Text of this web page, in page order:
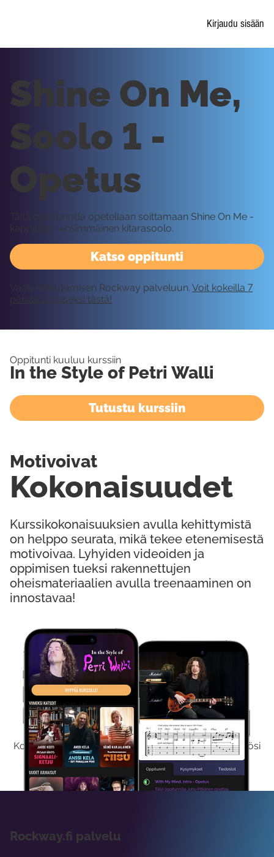
Kirjaudu sisään
Kokeile Ilmaiseksi
Kokeilemalla ilmaiseksi saat koko sisältömme käyttöösi
viikon ajaksi.
Katso oppitunti
Shine On Me,
Soolo 1 -
Opetus
Tällä oppitunnilla opetellaan soittamaan Shine On Me -
kappaleen ensimmäinen kitarasoolo.
Vaatii kirjautumisen Rockway palveluun. Voit kokeilla 7
päivää ilmaiseksi tästä!
Oppitunti kuuluu kurssiin
In the Style of Petri Walli
Tutustu kurssiin
Kurssikokonaisuuksien avulla kehittymistä
on helppo seurata, mikä tekee etenemisestä
motivoivaa. Lyhyiden videoiden ja
oppimisen tueksi rakennettujen
oheismateriaalien avulla treenaaminen on
innostavaa!
Kokonaisuudet
Motivoivat
Rockway.fi palvelu